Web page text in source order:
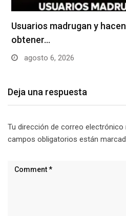
Usuarios madrugan y
obtener…
agosto 6, 2026
Deja una respuesta
Tu dirección de correo electrónico
campos obligatorios están